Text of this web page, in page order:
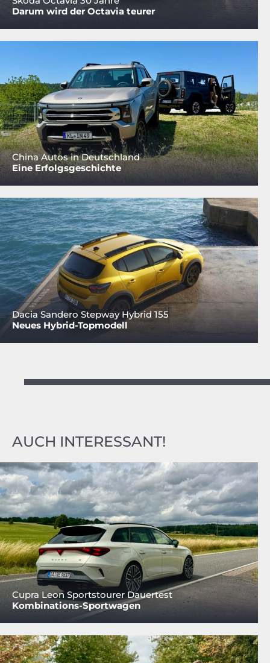
Darum wird der Octavia teurer
China Autos in Deutschland
Eine Erfolgsgeschichte
Dacia Sandero Stepway Hybrid 155
Neues Hybrid-Topmodell
AUCH INTERESSANT!
Cupra Leon Sportstourer Dauertest
Kombinations-Sportwagen